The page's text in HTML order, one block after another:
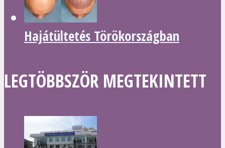
Hajátültetés Törökországban
LEGTÖBBSZÖR MEGTEKINTETT